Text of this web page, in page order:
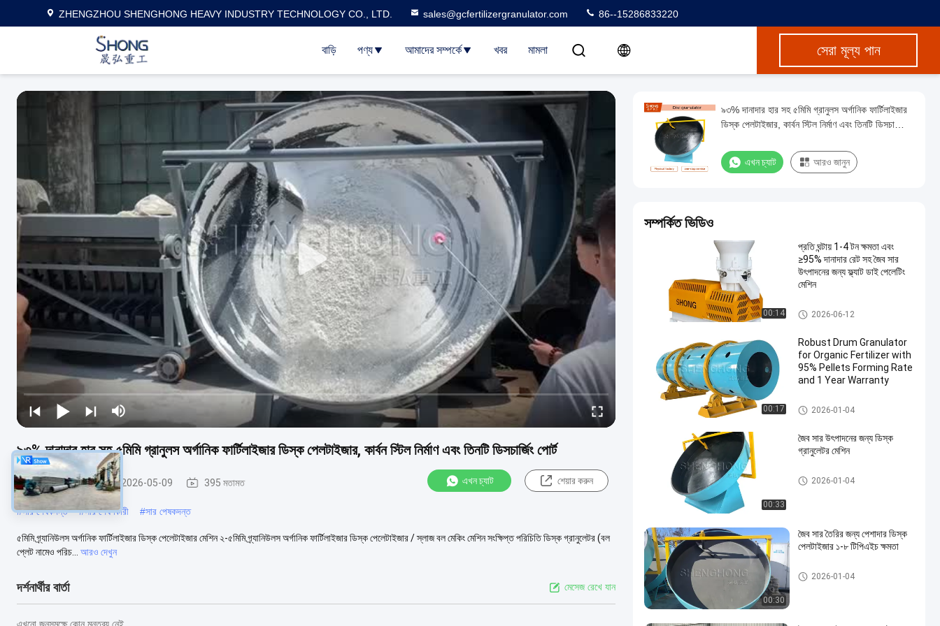
ZHENGZHOU SHENGHONG HEAVY INDUSTRY TECHNOLOGY CO., LTD. sales@gcfertilizergranulator.com 86--15286833220
বাড়ি পণ্য আমাদের সম্পর্কে খবর মামলা সেরা মূল্য পান
৯৩% দানাদার হার সহ ৫মিমি গ্রানুলস অর্গানিক ফার্টিলাইজার ডিস্ক পেলটাইজার, কার্বন স্টিল নির্মাণ এবং তিনটি ডিসচার্জিং পোর্ট
জৈব সার গ্র্যানুলেটর 2026-05-09 395 মতামত এখন চ্যাট শেয়ার করুন
#সার পেষকদন্ত #সার পেষণকারী #সার পেষকদন্ত
৫মিমি গ্র্যানিউলস অর্গানিক ফার্টিলাইজার ডিস্ক পেলেটাইজার মেশিন ২-৫মিমি গ্র্যানিউলস অর্গানিক ফার্টিলাইজার ডিস্ক পেলেটাইজার / স্লাজ বল মেকিং মেশিন সংক্ষিপ্ত পরিচিতি ডিস্ক গ্রানুলেটর (বল
প্লেট নামেও পরিচ...
আরও দেখুন
দর্শনার্থীর বার্তা মেসেজ রেখে যান
এখনো জনসমক্ষে কোন মন্তব্য নেই
৯৩% দানাদার হার সহ ৫মিমি গ্রানুলস অর্গানিক ফার্টিলাইজার
ডিস্ক পেলটাইজার, কার্বন স্টিল নির্মাণ এবং তিনটি ডিসচার্জিং
এখন চ্যাট আরও জানুন
সম্পর্কিত ভিডিও
00:14
প্রতি ঘন্টায় 1-4 টন ক্ষমতা এবং
≥95% দানাদার রেট সহ জৈব সার
উৎপাদনের জন্য ফ্ল্যাট ডাই পেলেটিং
মেশিন
জৈব সার গ্র্যানুলেটর
2026-06-12
00:17
Robust Drum Granulator
for Organic Fertilizer with
95% Pellets Forming Rate
and 1 Year Warranty
জৈব সার গ্র্যানুলেটর
2026-01-04
00:33
জৈব সার উৎপাদনের জন্য ডিস্ক
গ্রানুলেটর মেশিন
জৈব সার গ্র্যানুলেটর
2026-01-04
00:30
জৈব সার তৈরির জন্য পেশাদার ডিস্ক
পেলটাইজার ১-৮ টিপিএইচ ক্ষমতা
জৈব সার গ্র্যানুলেটর
2026-01-04